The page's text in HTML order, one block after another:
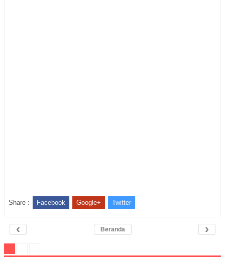
Share : Facebook Google+ Twitter
‹ ›
Beranda